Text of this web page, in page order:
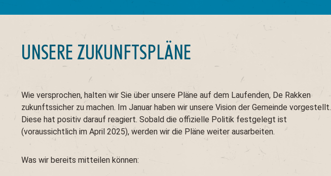
UNSERE ZUKUNFTSPLÄNE
Wie versprochen, halten wir Sie über unsere Pläne auf dem Laufenden, De Rakken
zukunftssicher zu machen. Im Januar haben wir unsere Vision der Gemeinde vorgestellt.
Diese hat positiv darauf reagiert. Sobald die offizielle Politik festgelegt ist
(voraussichtlich im April 2025), werden wir die Pläne weiter ausarbeiten.
Was wir bereits mitteilen können: